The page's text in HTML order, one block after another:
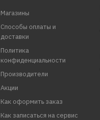
Магазины
Способы оплаты и
доставки
Политика
конфиденциальности
Производители
Акции
Как оформить заказ
Как записаться на сервис